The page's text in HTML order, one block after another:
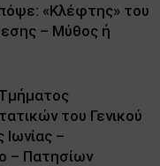
«Κλέφτης» του
– Μύθος ή
Τμήματος
του Γενικού
–
– Πατησίων